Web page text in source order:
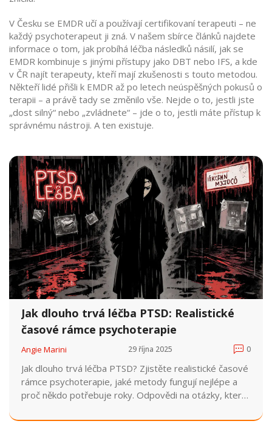
V Česku se EMDR učí a používají certifikovaní terapeuti – ne
každý psychoterapeut ji zná. V našem sbírce článků najdete
informace o tom, jak probíhá léčba následků násilí, jak se
EMDR kombinuje s jinými přístupy jako DBT nebo IFS, a kde
v ČR najít terapeuty, kteří mají zkušenosti s touto metodou.
Někteří lidé přišli k EMDR až po letech neúspěšných pokusů o
terapii – a právě tady se změnilo vše. Nejde o to, jestli jste
„dost silný“ nebo „zvládnete“ – jde o to, jestli máte přístup k
správnému nástroji. A ten existuje.
Jak dlouho trvá léčba PTSD: Realistické
časové rámce psychoterapie
Angie Marini 29 října 2025 0
Jak dlouho trvá léčba PTSD? Zjistěte realistické časové
rámce psychoterapie, jaké metody fungují nejlépe a
proč někdo potřebuje roky. Odpovědi na otázky, které